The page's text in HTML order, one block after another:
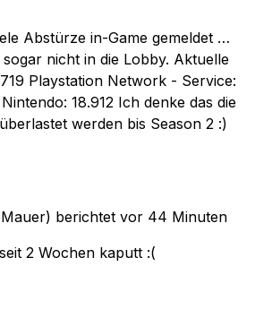
Abstürze in-Game gemeldet …
nicht in die Lobby. Aktuelle
Playstation Network - Service:
18.912 Ich denke das die
werden bis Season 2 :)
berichtet vor 44 Minuten
2 Wochen kaputt :(